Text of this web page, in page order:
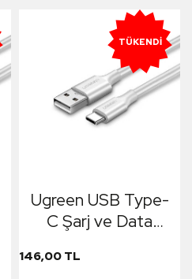
TÜKENDI
Ugreen USB Type-
C Şarj ve Data
146,00 TL